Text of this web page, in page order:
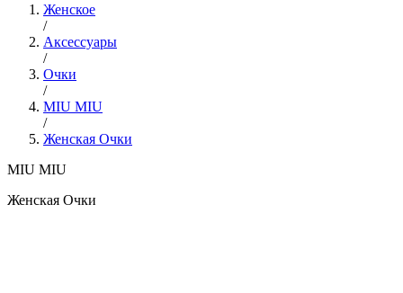
Женское
/
Аксессуары
/
Очки
/
MIU MIU
/
Женская Очки
MIU MIU
Женская Очки